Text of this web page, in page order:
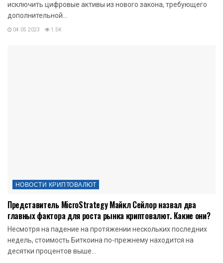
исключить цифровые активы из нового закона, требующего
дополнительной...
04.05.2023 1.5K
НОВОСТИ КРИПТОВАЛЮТ
Представитель MicroStrategy Майкл Сейлор назвал два
главных фактора для роста рынка криптовалют. Какие они?
Несмотря на падение на протяжении нескольких последних
недель, стоимость Биткоина по-прежнему находится на
десятки процентов выше...